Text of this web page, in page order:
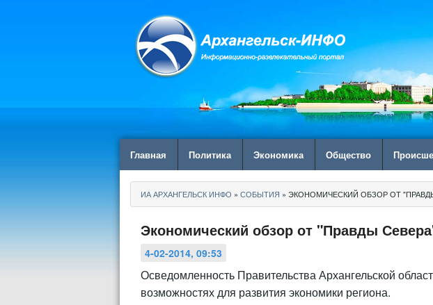
Главная Политика Экономика Общество
ИА АРХАНГЕЛЬСК ИНФО » СОБЫТИЯ » ЭКОНОМИЧЕСКИЙ ОБЗОР ОТ
Экономический обзор от "Правды
4-02-2014, 09:53
Осведомленность Правительства Архангельской
возможностях для развития экономики региона.